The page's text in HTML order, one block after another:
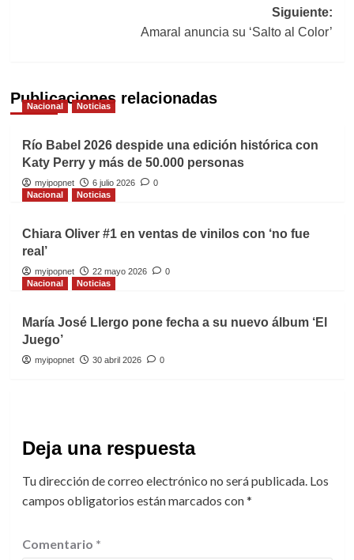
Siguiente:
Amaral anuncia su ‘Salto al Color’
Publicaciones relacionadas
Nacional Noticias
Río Babel 2026 despide una edición histórica con
Katy Perry y más de 50.000 personas
myipopnet 6 julio 2026
0
Nacional
Noticias
Chiara Oliver #1 en ventas de vinilos con ‘no fue
real’
myipopnet 22 mayo 2026
0
Nacional
Noticias
María José Llergo pone fecha a su nuevo álbum ‘El
Juego’
myipopnet 30 abril 2026 0
Deja una respuesta
Tu dirección de correo electrónico no será publicada. Los
campos obligatorios están marcados con*
Comentario *